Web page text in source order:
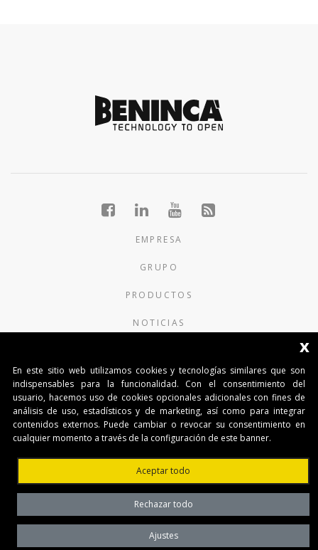
EMPRESA
GRUPO
PRODUCTOS
NOTICIAS
AUTOMATISMI BENINCÀ SpA
Via del Capitello 45
36066 Sandrigo (Vicenza) Italy
Capitale Sociale € 1.000.000
interamente versato Registro Imprese
Tribunale di Vicenza
CF e P.IVA (IT) 02054090242
x
En este sitio web utilizamos cookies y tecnologías similares que son
indispensables para la funcionalidad. Con el consentimiento del
usuario, hacemos uso de cookies opcionales adicionales con fines de
análisis de uso, estadísticos y de marketing, así como para integrar
contenidos externos. Puede cambiar o revocar su consentimiento en
cualquier momento a través de la configuración de este banner.
Aceptar todo
Rechazar todo
Ajustes